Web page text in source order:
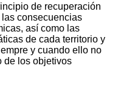
de recuperación
consecuencias
así como las
de cada territorio y
y cuando ello no
de los objetivos